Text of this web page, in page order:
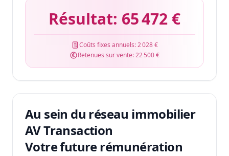
Résultat: 65 472 €
Coûts fixes annuels:2 028 €
Retenues sur vente:22 500 €
Au sein du réseau immobilier
AV Transaction
Votre future rémunération